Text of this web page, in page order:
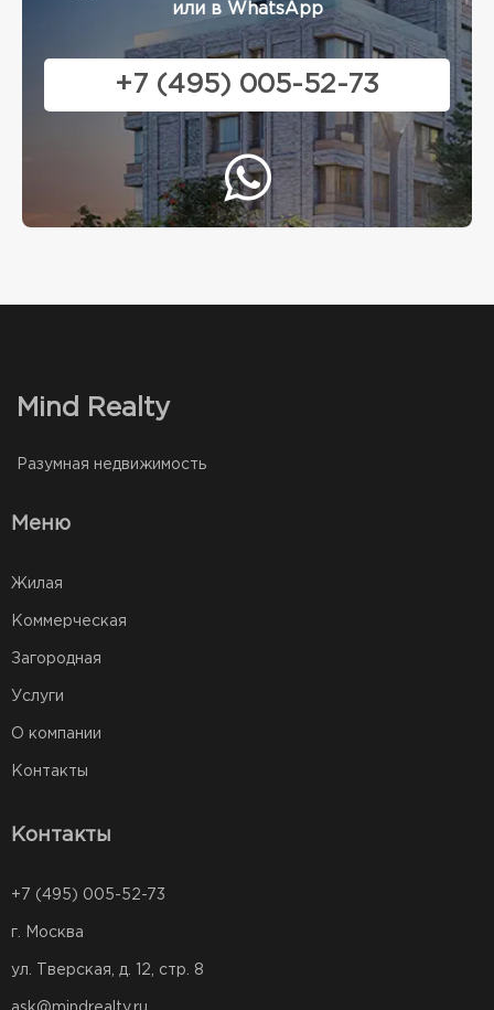
или в WhatsApp
+7 (495) 005-52-73
Mind Realty
Разумная недвижимость
Меню
Жилая
Коммерческая
Загородная
Услуги
О компании
Контакты
Контакты
+7 (495) 005-52-73
г. Москва
ул. Тверская, д. 12, стр. 8